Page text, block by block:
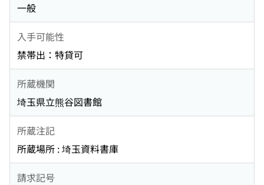
一般
入手可能性
禁帯出：特貸可
所蔵機関
埼玉県立熊谷図書館
所蔵注記
所蔵場所 : 埼玉資料書庫
請求記号